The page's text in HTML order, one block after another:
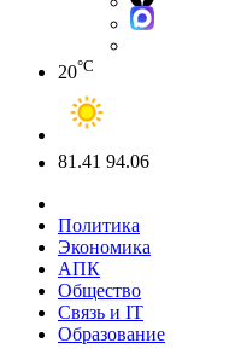
20°C
81.41 94.06
Политика
Экономика
АПК
Общество
Связь и IT
Образование